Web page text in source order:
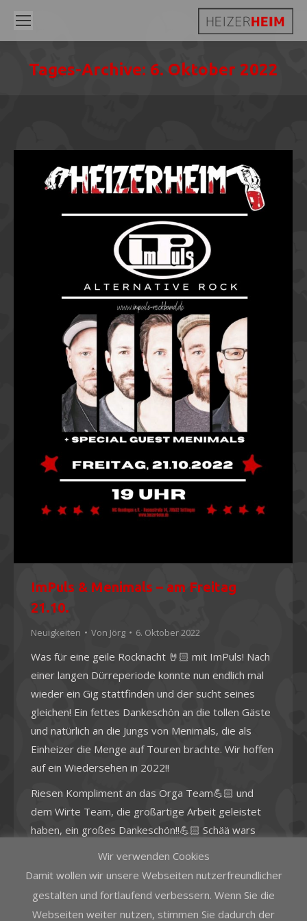
Tages-Archive: 6. Oktober 2022
ImPuls & Menimals – am Freitag
21.10.
Neuigkeiten Von Jörg 6. Oktober 2022
Was für eine geile Rocknacht 🤘🏻 mit ImPuls! Nach
einer langen Dürreperiode konnte nun endlich mal
wieder ein Gig stattfinden und der sucht seines
gleichen! Ein fettes Dankeschön an die tollen Gäste
und natürlich an die Jungs von Menimals, die als
Einheizer die Menge auf Touren brachte. Wir hoffen
auf ein Wiedersehen in 2022!!
Riesen Kompliment an das Orga Team💪🏻 und
dem Wirte Team, die großartige Arbeit geleistet
haben, ein großes Dankeschön!!💪🏻 Schää wars
Wir verwenden Cookies
Damit wollen wir unsere Webseiten nutzerfreundlicher
gestalten und fortlaufend verbessern. Wenn Sie die
Webseiten weiter nutzen, stimmen Sie dadurch der